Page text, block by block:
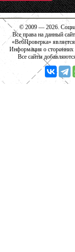
© 2009 — 2026.
Все права на данный
«ВебПроверка»
Информация о сторонних
Все сайты